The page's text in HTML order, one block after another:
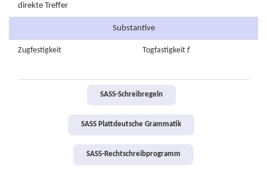
direkte Treffer
Substantive
Zugfestigkeit Togfastigkeit f
SASS-Schreibregeln
SASS Plattdeutsche Grammatik
SASS-Rechtschreibprogramm